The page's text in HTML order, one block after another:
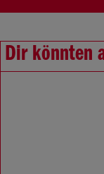
Dir könnten